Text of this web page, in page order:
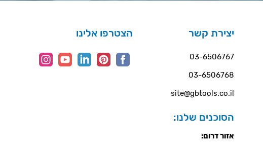
יצירת קשר
03-6506767
03-6506768
site@gbtools.co.il
הסוכנים שלנו:
אזור דרום:
הצטרפו אלינו